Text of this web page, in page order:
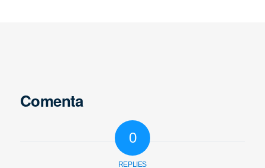
Comenta
0
REPLIES